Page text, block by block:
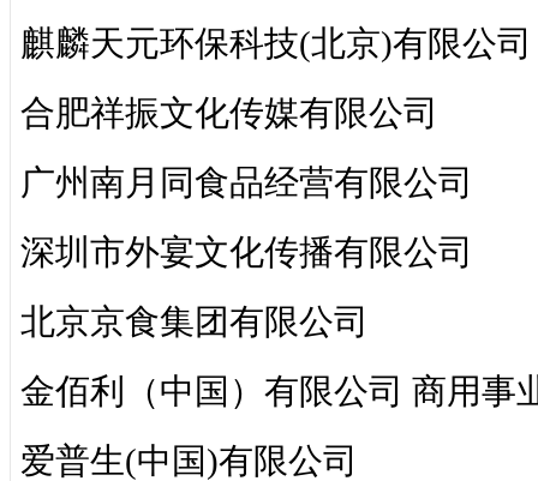
麒麟天元环保科技(北京)有限公司
合肥祥振文化传媒有限公司
广州南月同食品经营有限公司
深圳市外宴文化传播有限公司
北京京食集团有限公司
金佰利（中国）有限公司 商用事
爱普生(中国)有限公司